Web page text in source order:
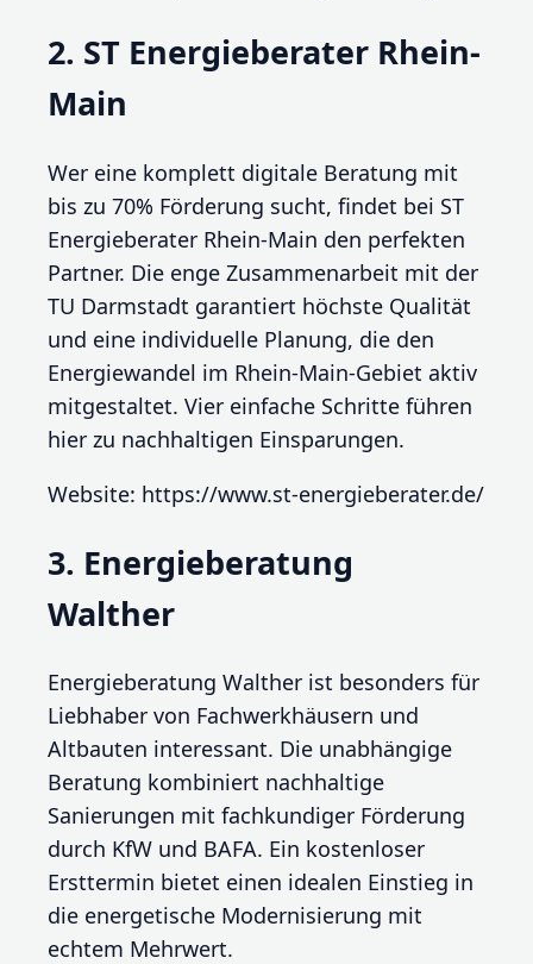
2. ST Energieberater Rhein-
Main
Wer eine komplett digitale Beratung mit
bis zu 70% Förderung sucht, findet bei ST
Energieberater Rhein-Main den perfekten
Partner. Die enge Zusammenarbeit mit der
TU Darmstadt garantiert höchste Qualität
und eine individuelle Planung, die den
Energiewandel im Rhein-Main-Gebiet aktiv
mitgestaltet. Vier einfache Schritte führen
hier zu nachhaltigen Einsparungen.
Website: https://www.st-energieberater.de/
3. Energieberatung
Walther
Energieberatung Walther ist besonders für
Liebhaber von Fachwerkhäusern und
Altbauten interessant. Die unabhängige
Beratung kombiniert nachhaltige
Sanierungen mit fachkundiger Förderung
durch KfW und BAFA. Ein kostenloser
Ersttermin bietet einen idealen Einstieg in
die energetische Modernisierung mit
echtem Mehrwert.